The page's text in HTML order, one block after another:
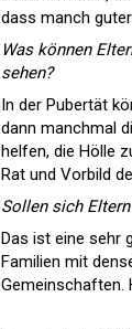
dass manch
Was können
sehen?
In der Pubertät
dann manchmal
helfen, die Hölle
Rat und Vorbild
Sollen sich
Das ist eine sehr
Familien mit
Gemeinschaften.